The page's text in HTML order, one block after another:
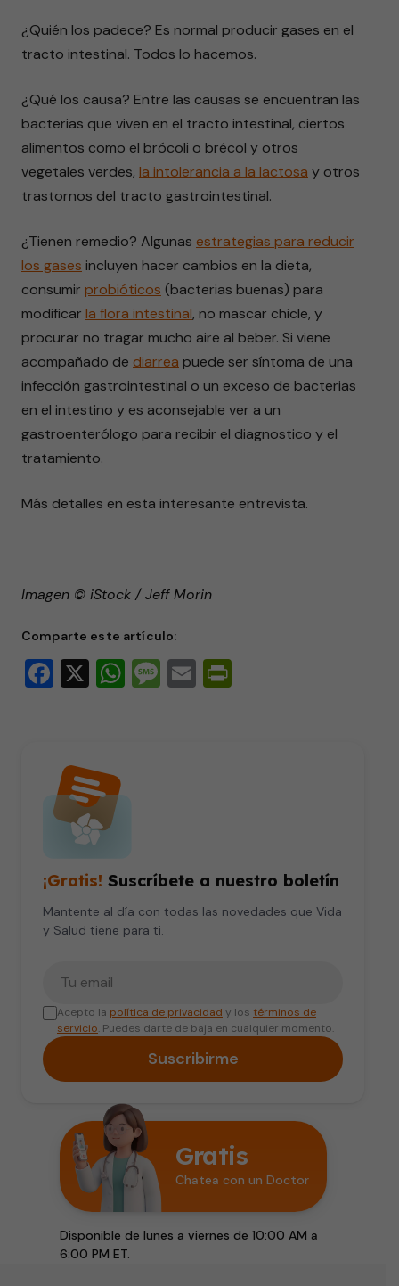
¿Quién los padece? Es normal producir gases en el
tracto intestinal. Todos lo hacemos.
¿Qué los causa? Entre las causas se encuentran las
bacterias que viven en el tracto intestinal, ciertos
alimentos como el brócoli o brécol y otros
vegetales verdes, la intolerancia a la lactosa y otros
trastornos del tracto gastrointestinal.
¿Tienen remedio? Algunas estrategias para reducir
los gases incluyen hacer cambios en la dieta,
consumir probióticos (bacterias buenas) para
modificar la flora intestinal, no mascar chicle, y
procurar no tragar mucho aire al beber. Si viene
acompañado de diarrea puede ser síntoma de una
infección gastrointestinal o un exceso de bacterias
en el intestino y es aconsejable ver a un
gastroenterólogo para recibir el diagnostico y el
tratamiento.
Más detalles en esta interesante entrevista.
Imagen © iStock / Jeff Morin
Comparte este artículo:
Facebook
X WhatsApp
Message
Email
¡Gratis! Suscríbete a nuestro boletín
Mantente al día con todas las novedades que Vida
y Salud tiene para ti.
Acepto la política de privacidad y los términos de
servicio. Puedes darte de baja en cualquier momento.
Suscribirme
Gratis
Chatea con un Doctor
Disponible de lunes a viernes de 10:00 AM a
6:00 PM ET.